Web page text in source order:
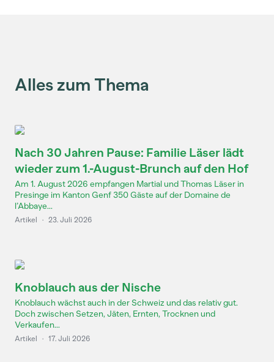
Alles zum Thema
Nach 30 Jahren Pause: Familie Läser lädt
wieder zum 1.-August-Brunch auf den Hof
Am 1. August 2026 empfangen Martial und Thomas Läser in
Presinge im Kanton Genf 350 Gäste auf der Domaine de
l’Abbaye...
Artikel · 23. Juli 2026
Knoblauch aus der Nische
Knoblauch wächst auch in der Schweiz und das relativ gut.
Doch zwischen Setzen, Jäten, Ernten, Trocknen und
Verkaufen...
Artikel · 17. Juli 2026